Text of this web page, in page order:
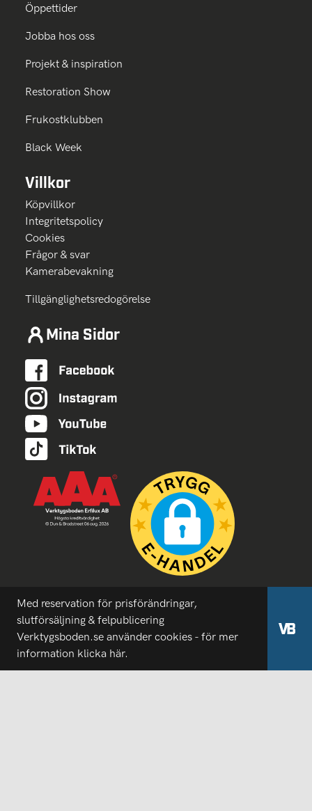
Öppettider
Jobba hos oss
Projekt & inspiration
Restoration Show
Frukostklubben
Black Week
Villkor
Köpvillkor
Integritetspolicy
Cookies
Frågor & svar
Kamerabevakning
Tillgänglighetsredogörelse
Mina Sidor
Med reservation för prisförändringar,
slutförsäljning & felpublicering
Verktygsboden.se använder cookies - för mer
information klicka här.